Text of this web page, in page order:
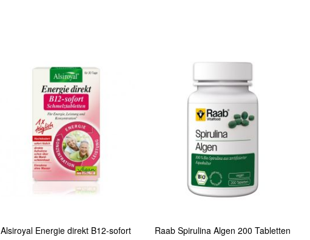
Quickview Quickview
Alsiroyal Energie direkt B12-sofort
Raab Spirulina Algen 200 Tabletten